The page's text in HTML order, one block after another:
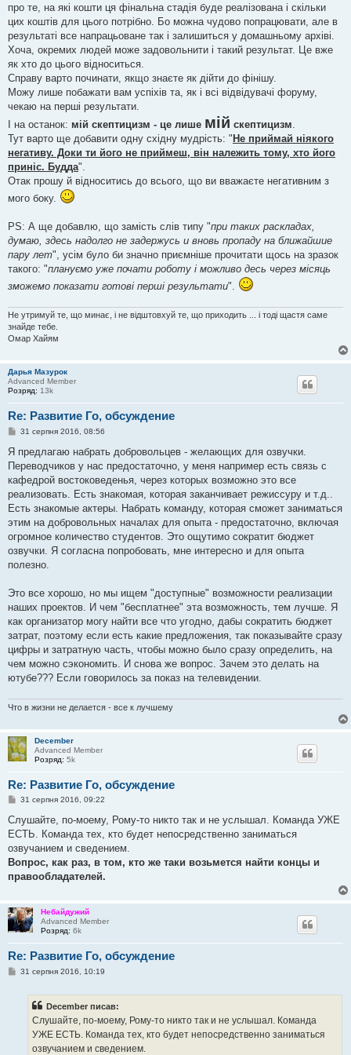
про те, на які кошти ця фінальна стадія буде реалізована і скільки
цих коштів для цього потрібно. Бо можна чудово попрацювати, але в
результаті все напрацьоване так і залишиться у домашньому архіві.
Хоча, окремих людей може задовольнити і такий результат. Це вже
як хто до цього відноситься.
Справу варто починати, якщо знаєте як дійти до фінішу.
Можу лише побажати вам успіхів та, як і всі відвідувачі форуму,
чекаю на перші результати.
І на останок: мій скептицизм - це лише мій скептицизм
Тут варто ще добавити одну східну мудрість: "Не приймай ніякого
негативу. Доки ти його не приймеш, він належить тому, хто його
приніс. Будда".
Отак прошу й відноситись до всього, що ви вважаєте негативним з
мого боку.
PS: А ще добавлю, що замість слів типу "при таких раскладах,
думаю, здесь надолго не задержусь и вновь пропаду на ближайшие
пару лет", усім було би значно приємніше прочитати щось на зразок
такого: "плануємо уже почати роботу і можливо десь через місяць
зможемо показати готові перші результати".
Не утримуй те, що минає, і не відштовхуй те, що приходить ... і тоді щастя саме
знайде тебе.
Омар Хайям
Дарья Мазурок
Advanced Member
Розряд: 13k
Re: Развитие Го, обсуждение
П
в
д
о
м
л
е
н
я
31 серпня 2016, 08:56
Я предлагаю набрать добровольцев - желающих для озвучки.
Переводчиков у нас предостаточно, у меня например есть связь с
кафедрой востоковеденья, через которых возможно это все
реализовать. Есть знакомая, которая заканчивает режиссуру и т.д..
Есть знакомые актеры. Набрать команду, которая сможет заниматься
этим на добровольных началах для опыта - предостаточно, включая
огромное количество студентов. Это ощутимо сократит бюджет
озвучки. Я согласна попробовать, мне интересно и для опыта
полезно.
Это все хорошо, но мы ищем "доступные" возможности реализации
наших проектов. И чем "бесплатнее" эта возможность, тем лучше. Я
как организатор могу найти все что угодно, дабы сократить бюджет
затрат, поэтому если есть какие предложения, так показывайте сразу
цифры и затратную часть, чтобы можно было сразу определить, на
чем можно сэкономить. И снова же вопрос. Зачем это делать на
ютубе??? Если говорилось за показ на телевидении.
Что в жизни не делается - все к лучшему
December
Advanced Member
Розряд: 5k
Re: Развитие Го, обсуждение
П
в
д
о
л
е
я
31 серпня 2016, 09:22
Слушайте, по-моему, Рому-то никто так и не услышал. Команда УЖЕ
ЕСТЬ. Команда тех, кто будет непосредственно заниматься
озвучанием и сведением.
Вопрос, как раз, в том, кто же таки возьмется найти концы и
правообладателей.
Небайдужий
Advanced Member
Розряд: 6k
Re: Развитие Го, обсуждение
П31 серпня 2016, 10:19
December писав:
Слушайте, по-моему, Рому-то никто так и не услышал. Команда
УЖЕ ЕСТЬ. Команда тех, кто будет непосредственно заниматься
озвучанием и сведением.